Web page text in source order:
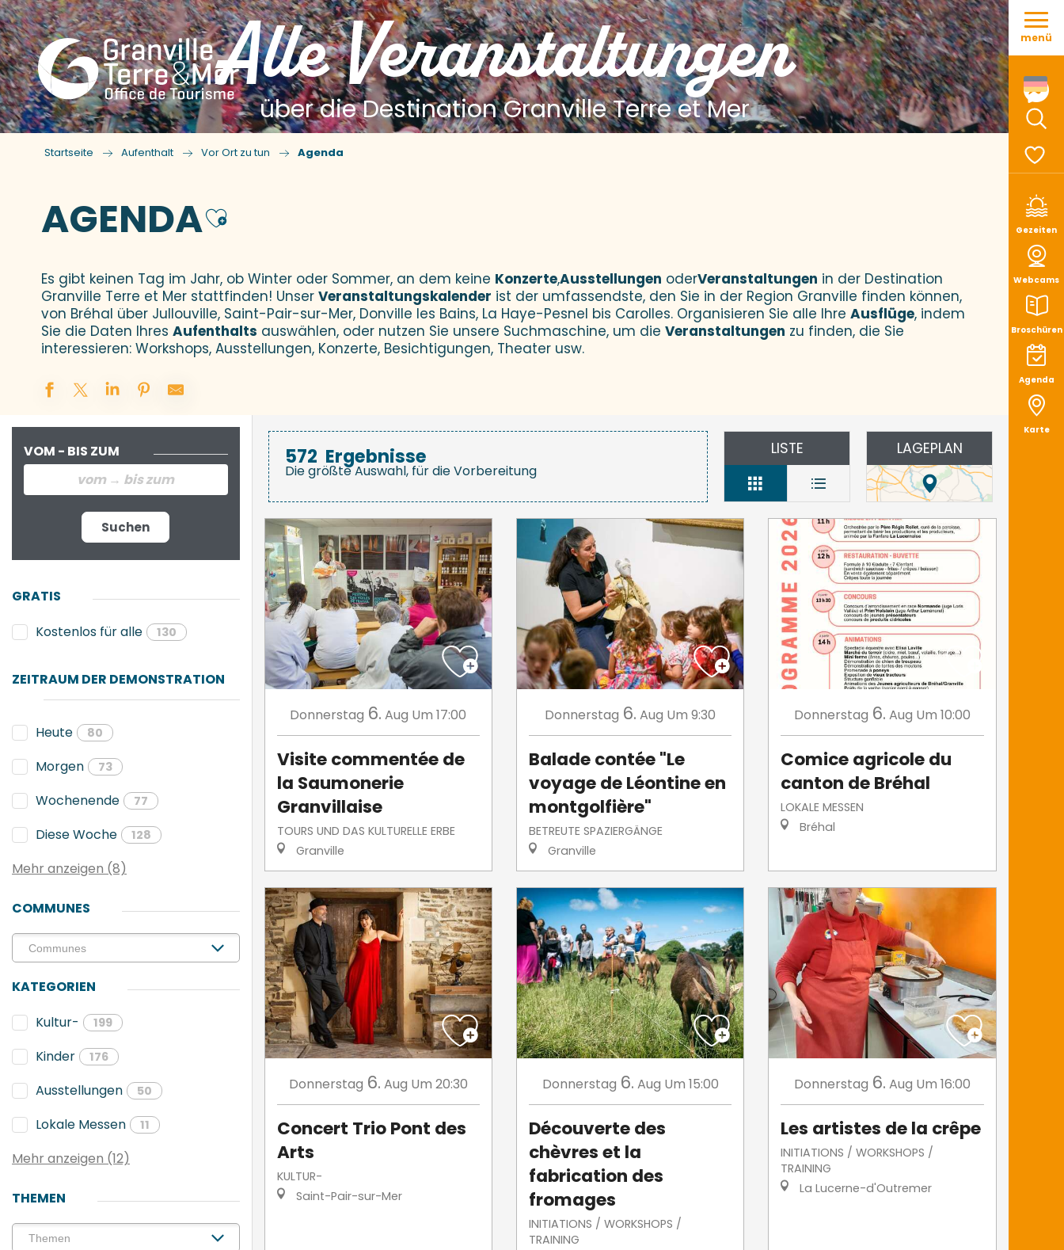
Aller
contenu
Gezeiten
Webcams
Broschüren
Agenda
Karte
menü
Alle Veranstaltungen
über die Destination Granville Terre et Mer
Startseite Aufenthalt Vor Ort zu tun Agenda
AGENDAAjouter aux favoris
Es gibt keinen Tag im Jahr, ob Winter oder Sommer, an dem keine Konzerte,Ausstellungen oderVeranstaltungen in der Destination
Granville Terre et Mer stattfinden! Unser Veranstaltungskalender ist der umfassendste, den Sie in der Region Granville finden können,
von Bréhal über Jullouville, Saint-Pair-sur-Mer, Donville les Bains, La Haye-Pesnel bis Carolles. Organisieren Sie alle Ihre Ausflüge, indem
Sie die Daten Ihres Aufenthalts auswählen, oder nutzen Sie unsere Suchmaschine, um die Veranstaltungen zu finden, die Sie
interessieren: Workshops, Ausstellungen, Konzerte, Besichtigungen, Theater usw.
VOM - BIS ZUM
Suchen
GRATIS
Kostenlos für alle
130
ZEITRAUM DER DEMONSTRATION
Heute 80
Morgen 73
Wochenende 77
Diese Woche 128
Mehr anzeigen (8)
COMMUNES
KATEGORIEN
Kultur-
199
Kinder 176
Ausstellungen 50
Lokale Messen 11
Mehr anzeigen (12)
THEMEN
572 Ergebnisse
Die größte Auswahl, für die Vorbereitung
LISTE LAGEPLAN
Donnerstag 6. Aug Um 17:00
Visite commentée de
la Saumonerie
Granvillaise
TOURS UND DAS KULTURELLE ERBE
Granville
Donnerstag 6. Aug Um 9:30
Balade contée "Le
voyage de Léontine en
montgolfière"
BETREUTE SPAZIERGÄNGE
Granville
Donnerstag 6. Aug Um 10:00
Comice agricole du
canton de Bréhal
LOKALE MESSEN
Bréhal
Donnerstag 6. Aug Um 20:30
Concert Trio Pont des
Arts
KULTUR-
Saint-Pair-sur-Mer
Donnerstag 6. Aug Um 15:00
Découverte des
chèvres et la
fabrication des
fromages
INITIATIONS / WORKSHOPS /
TRAINING
Donnerstag 6. Aug Um 16:00
Les artistes de la crêpe
INITIATIONS / WORKSHOPS /
TRAINING
La Lucerne-d'Outremer